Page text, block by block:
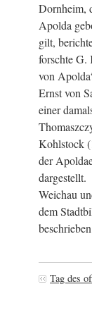
Dornheim,
Apolda
gilt,
forschte G.
von
Ernst von
einer
Kohlstock
der
dargestellt.
Weichau
dem
Tag des